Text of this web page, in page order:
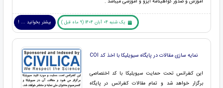
یک شنبه 04 آبان 1404 (9 ماه قبل ) بیشتر بخوانید ... !
نمایه سازی مقالات در پایگاه سیویلیکا با اخذ کد COI
این کنفرانس تحت حمایت سیویلیکا با کد اختصاصی
برگزار خواهد شد و تمام مقالات کنفرانس در پایگاه